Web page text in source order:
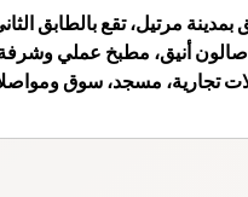
مرتيل، تقع بالطابق
صالون أنيق، مطبخ عملي
تجارية، مسجد، سوق